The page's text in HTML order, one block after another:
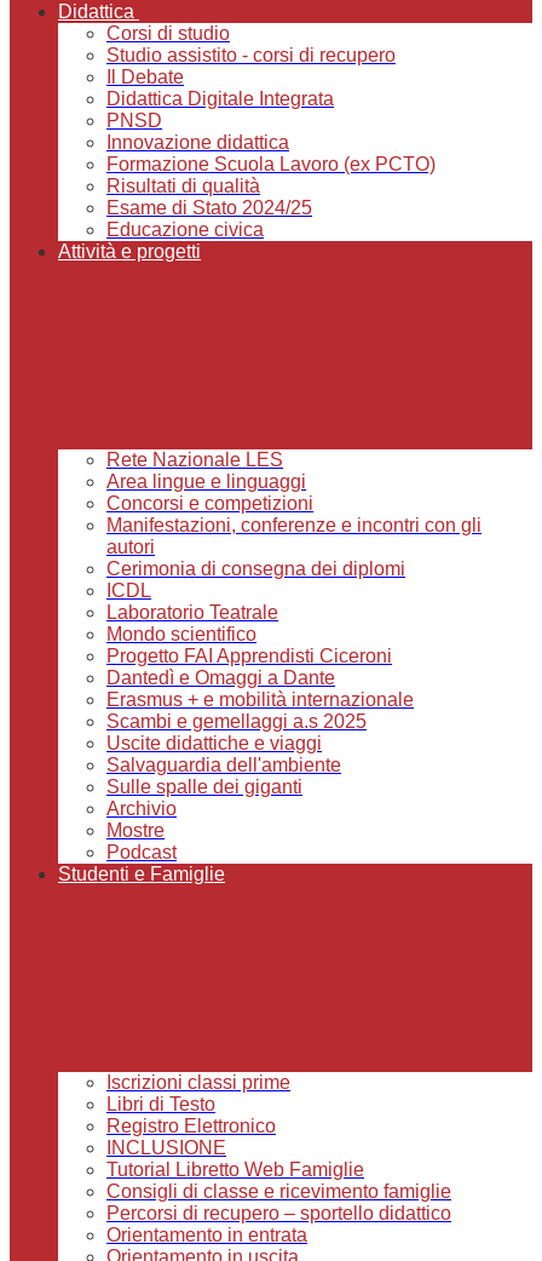
Didattica
Corsi di studio
Studio assistito - corsi di recupero
Il Debate
Didattica Digitale Integrata
PNSD
Innovazione didattica
Formazione Scuola Lavoro (ex PCTO)
Risultati di qualità
Esame di Stato 2024/25
Educazione civica
Attività e progetti
Rete Nazionale LES
Area lingue e linguaggi
Concorsi e competizioni
Manifestazioni, conferenze e incontri con gli
autori
Cerimonia di consegna dei diplomi
ICDL
Laboratorio Teatrale
Mondo scientifico
Progetto FAI Apprendisti Ciceroni
Dantedì e Omaggi a Dante
Erasmus + e mobilità internazionale
Scambi e gemellaggi a.s 2025
Uscite didattiche e viaggi
Salvaguardia dell'ambiente
Sulle spalle dei giganti
Archivio
Mostre
Podcast
Studenti e Famiglie
Iscrizioni classi prime
Libri di Testo
Registro Elettronico
INCLUSIONE
Tutorial Libretto Web Famiglie
Consigli di classe e ricevimento famiglie
Percorsi di recupero – sportello didattico
Orientamento in entrata